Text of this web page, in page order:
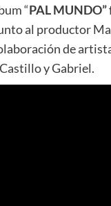
“PAL MUNDO”
al productor
de
y Gabriel.